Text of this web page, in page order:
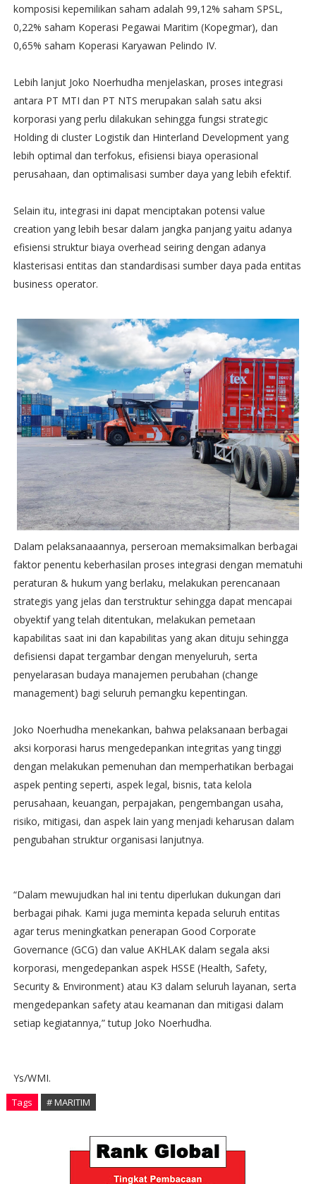
komposisi kepemilikan saham adalah 99,12% saham SPSL,
0,22% saham Koperasi Pegawai Maritim (Kopegmar), dan
0,65% saham Koperasi Karyawan Pelindo IV.
Lebih lanjut Joko Noerhudha menjelaskan, proses integrasi
antara PT MTI dan PT NTS merupakan salah satu aksi
korporasi yang perlu dilakukan sehingga fungsi strategic
Holding di cluster Logistik dan Hinterland Development yang
lebih optimal dan terfokus, efisiensi biaya operasional
perusahaan, dan optimalisasi sumber daya yang lebih efektif.
Selain itu, integrasi ini dapat menciptakan potensi value
creation yang lebih besar dalam jangka panjang yaitu adanya
efisiensi struktur biaya overhead seiring dengan adanya
klasterisasi entitas dan standardisasi sumber daya pada entitas
business operator.
Dalam pelaksanaaannya, perseroan memaksimalkan berbagai
faktor penentu keberhasilan proses integrasi dengan mematuhi
peraturan & hukum yang berlaku, melakukan perencanaan
strategis yang jelas dan terstruktur sehingga dapat mencapai
obyektif yang telah ditentukan, melakukan pemetaan
kapabilitas saat ini dan kapabilitas yang akan dituju sehingga
defisiensi dapat tergambar dengan menyeluruh, serta
penyelarasan budaya manajemen perubahan (change
management) bagi seluruh pemangku kepentingan.
Joko Noerhudha menekankan, bahwa pelaksanaan berbagai
aksi korporasi harus mengedepankan integritas yang tinggi
dengan melakukan pemenuhan dan memperhatikan berbagai
aspek penting seperti, aspek legal, bisnis, tata kelola
perusahaan, keuangan, perpajakan, pengembangan usaha,
risiko, mitigasi, dan aspek lain yang menjadi keharusan dalam
pengubahan struktur organisasi lanjutnya.
“Dalam mewujudkan hal ini tentu diperlukan dukungan dari
berbagai pihak. Kami juga meminta kepada seluruh entitas
agar terus meningkatkan penerapan Good Corporate
Governance (GCG) dan value AKHLAK dalam segala aksi
korporasi, mengedepankan aspek HSSE (Health, Safety,
Security & Environment) atau K3 dalam seluruh layanan, serta
mengedepankan safety atau keamanan dan mitigasi dalam
setiap kegiatannya,” tutup Joko Noerhudha.
Ys/WMI.
Tags # MARITIM